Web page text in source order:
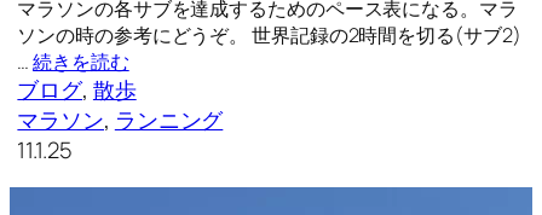
マラソンの各サブを達成するためのペース表になる。マラ
ソンの時の参考にどうぞ。 世界記録の2時間を切る(サブ2)
…続きを読む
ブログ, 散歩
マラソン, ランニング
11.1.25